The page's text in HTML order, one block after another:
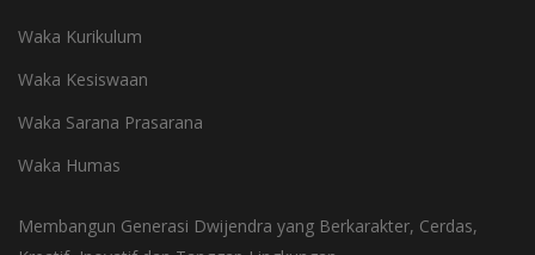
Waka Kurikulum
Waka Kesiswaan
Waka Sarana Prasarana
Waka Humas
Membangun Generasi Dwijendra yang Berkarakter, Cerdas,